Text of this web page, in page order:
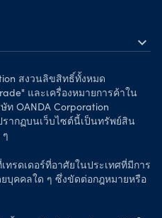
expand_more
ะห์
สงวนลิขสิทธิ์ทั้งหมด
และเครื่องหมายการค้าใน
ท OANDA Corporation
รากฏบนเว็บไซต์นี้เป็นทรัพย์สิน
ๆ
ทรดเดอร์ที่อาศัยในประเทศที่มีการ
บุคคลใด ๆ ซึ่งขัดต่อกฎหมายหรือ